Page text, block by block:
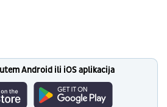
Android ili iOS aplikacija